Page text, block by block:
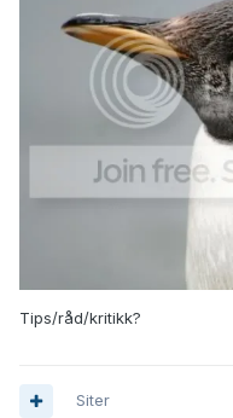
Tips/råd/kritikk?
Siter